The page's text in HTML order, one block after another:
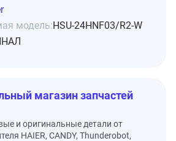
модель:HSU-24HNF03/R2-W
магазин запчастей
и оригинальные детали от
HAIER, CANDY, Thunderobot,